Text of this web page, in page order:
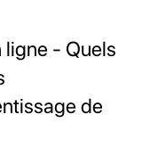
ligne - Quels
de